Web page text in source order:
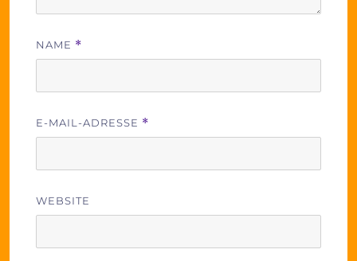
NAME *
E-MAIL-ADRESSE *
WEBSITE